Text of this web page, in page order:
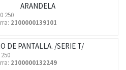
ARANDELA
250
2100000139101
DE PANTALLA. /SERIE T/
2100000132249